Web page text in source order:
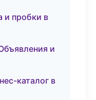
и пробки в
и
каталог в